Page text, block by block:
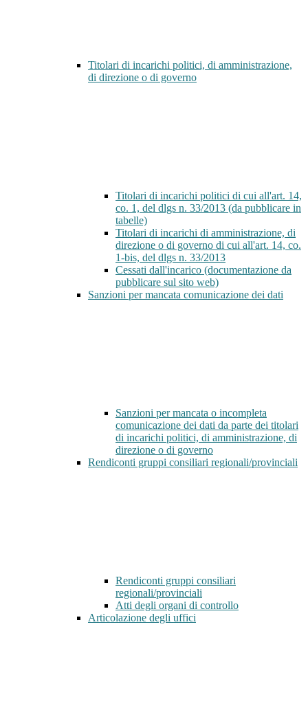
Titolari di incarichi politici, di amministrazione,
di direzione o di governo
Titolari di incarichi politici di cui all'art. 14,
co. 1, del dlgs n. 33/2013 (da pubblicare in
tabelle)
Titolari di incarichi di amministrazione, di
direzione o di governo di cui all'art. 14, co.
1-bis, del dlgs n. 33/2013
Cessati dall'incarico (documentazione da
pubblicare sul sito web)
Sanzioni per mancata comunicazione dei dati
Sanzioni per mancata o incompleta
comunicazione dei dati da parte dei titolari
di incarichi politici, di amministrazione, di
direzione o di governo
Rendiconti gruppi consiliari regionali/provinciali
Rendiconti gruppi consiliari
regionali/provinciali
Atti degli organi di controllo
Articolazione degli uffici